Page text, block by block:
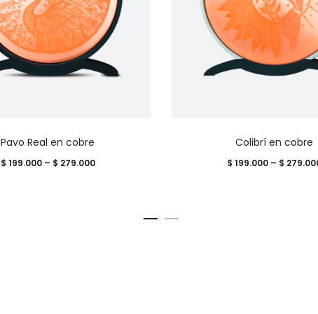
Pavo Real en cobre
$ 199.000 – $ 279.000Price
Colibrí en cobre
$ 199.000 – $